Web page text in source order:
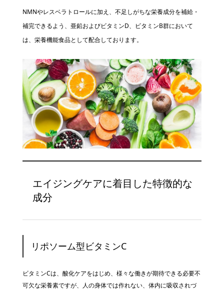
NMNやレスベラトロールに加え、不足しがちな栄養成分を補給・
補完できるよう、亜鉛およびビタミンD、ビタミンB群において
は、栄養機能食品として配合しております。
エイジングケアに着目した特徴的な
成分
リポソーム型ビタミンC
ビタミンCは、酸化ケアをはじめ、様々な働きが期待できる必要不
可欠な栄養素ですが、人の身体では作れない、体内に吸収されづ